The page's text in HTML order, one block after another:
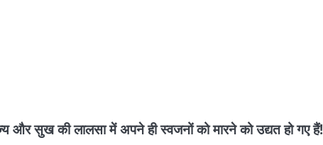
और सुख की लालसा में अपने ही स्वजनों को मारने को उद्यत हो गए हैं!